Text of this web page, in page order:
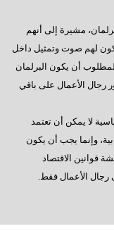
مشيرة إلى أنهم
يكون لهم صوت وتمثيل داخل
أن يكون البرلمان
رجال الأعمال على باقي
لا يمكن أن تعتمد
وإنما يجب أن يكون
قوانين الاقتصاد
رجال الأعمال فقط.